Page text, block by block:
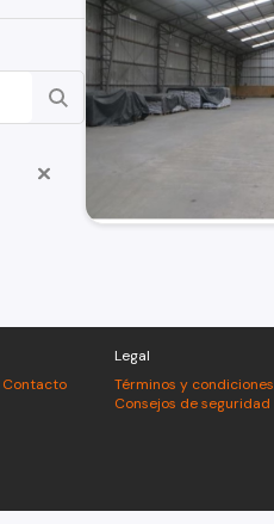
Contacto
Legal
Términos y condiciones
Consejos de seguridad